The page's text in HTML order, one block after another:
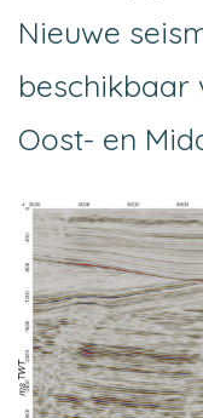
Nieuwe
beschikbaar
Oost- en